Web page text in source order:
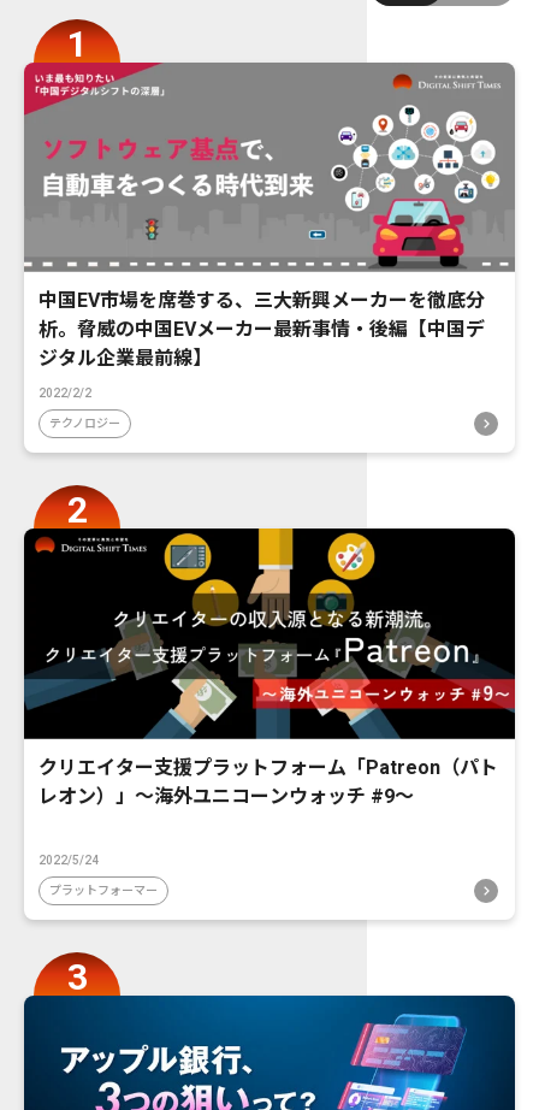
中国EV市場を席巻する、三大新興メーカーを徹底分
析。脅威の中国EVメーカー最新事情・後編【中国デ
ジタル企業最前線】
2022/2/2
テクノロジー
クリエイター支援プラットフォーム「Patreon（パト
レオン）」〜海外ユニコーンウォッチ #9〜
2022/5/24
プラットフォーマー